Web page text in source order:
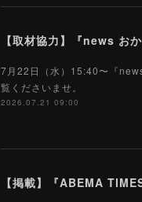
【取材協力】『news お
7月22日（水）15:40〜『
覧くださいませ。
2026.07.21 09:00
【掲載】『ABEMA